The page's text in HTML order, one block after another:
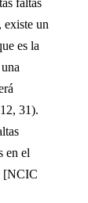
existe un
es la
31).
en el
[NCIC